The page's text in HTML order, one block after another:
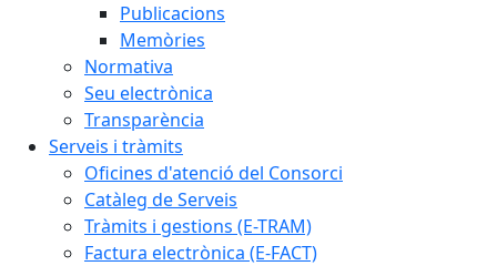
Publicacions
Memòries
Normativa
Seu electrònica
Transparència
Serveis i tràmits
Oficines d'atenció del Consorci
Catàleg de Serveis
Tràmits i gestions (E-TRAM)
Factura electrònica (E-FACT)